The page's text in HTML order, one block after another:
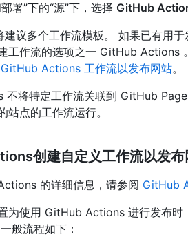
署”下的“源”下，选择 GitHub
议多个工作流模板。 如果已有用
工作流的选项之一 GitHub Actions
Actions 工作流以发布网站。
不将特定工作流关联到 GitHub
站点的工作流运行。
创建自定义工作流以发布
的详细信息，请参阅 GitHub
为使用 GitHub Actions 进行发布
般流程如下：